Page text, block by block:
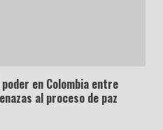
en Colombia entre
al proceso de paz